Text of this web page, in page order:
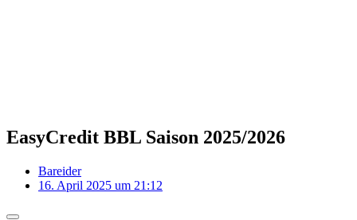
EasyCredit BBL Saison 2025/2026
Bareider
16. April 2025 um 21:12